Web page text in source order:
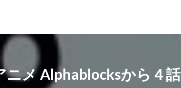
メ Alphablocksから４話